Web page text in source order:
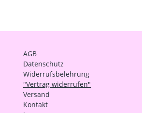
AGB
Datenschutz
Widerrufsbelehrung
"Vertrag widerrufen"
Versand
Kontakt